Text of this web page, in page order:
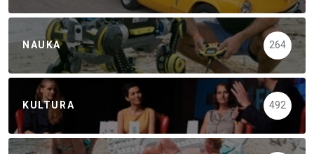
NAUKA 264
KULTURA 492